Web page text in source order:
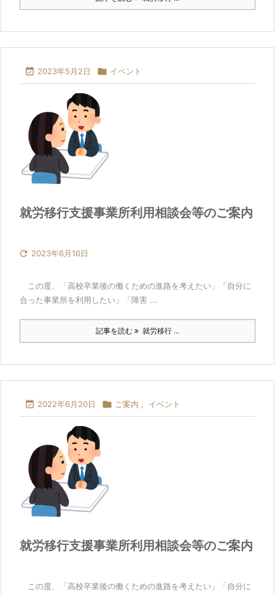
 2023年5月2日  イベント
就労移行支援事業所利用相談会等のご案内
 2023年6月16日
この度、「高校卒業後の働くための進路を考えたい」「自分に
合った事業所を利用したい」「障害 ...
記事を読む 就労移行 ...
 2022年6月20日  ご案内 , イベント
就労移行支援事業所利用相談会等のご案内
この度、「高校卒業後の働くための進路を考えたい」「自分に